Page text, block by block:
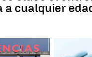
a cualquier